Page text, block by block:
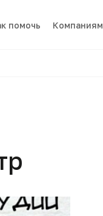
помочь Компаниям